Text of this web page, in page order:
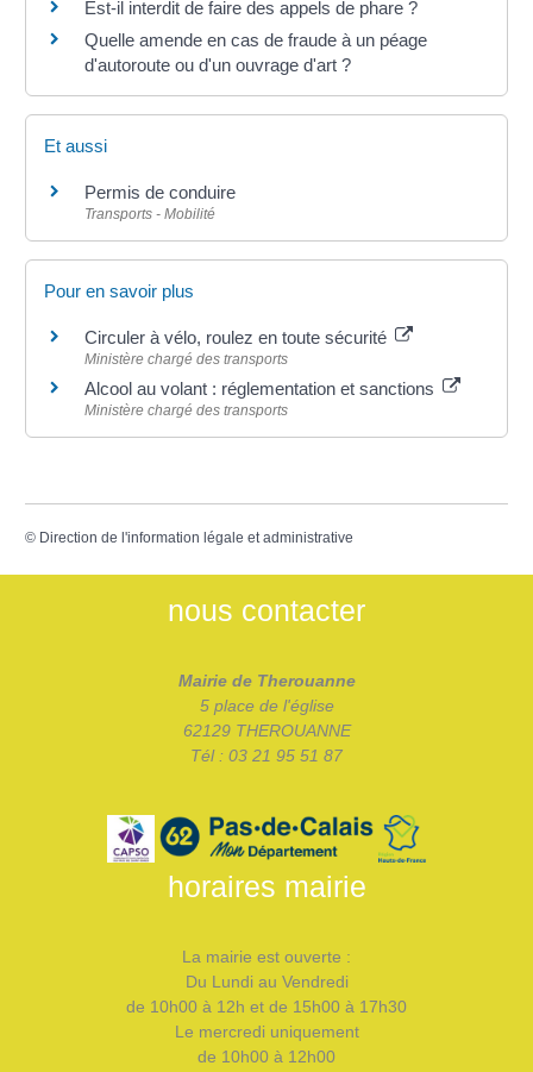
Est-il interdit de faire des appels de phare ?
Quelle amende en cas de fraude à un péage
d'autoroute ou d'un ouvrage d'art ?
Et aussi
Permis de conduire
Transports - Mobilité
Pour en savoir plus
Circuler à vélo, roulez en toute sécurité
Ministère chargé des transports
Alcool au volant : réglementation et sanctions
Ministère chargé des transports
© Direction de l'information légale et administrative
nous contacter
Mairie de Therouanne
5 place de l'église
62129 THEROUANNE
Tél : 03 21 95 51 87
horaires mairie
La mairie est ouverte :
Du Lundi au Vendredi
de 10h00 à 12h et de 15h00 à 17h30
Le mercredi uniquement
de 10h00 à 12h00